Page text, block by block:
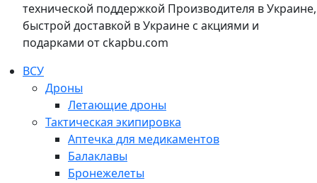
технической поддержкой Производителя в Украине,
быстрой доставкой в Украине с акциями и
подарками от ckapbu.com
ВСУ
Дроны
Летающие дроны
Тактическая экипировка
Аптечка для медикаментов
Балаклавы
Бронежелеты